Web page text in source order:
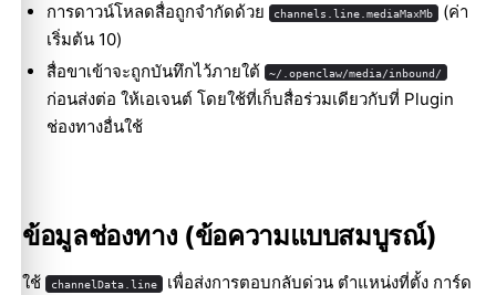
การดาวน์โหลดสื่อถูกจำกัดด้วย
channels.line.mediaMaxMb
(ค่า
เริ่มต้น 10)
สื่อขาเข้าจะถูกบันทึกไว้ภายใต้
~/.openclaw/media/inbound/
ก่อนส่งต่อ ให้เอเจนต์ โดยใช้ที่เก็บสื่อร่วมเดียวกับที่ Plugin
ช่องทางอื่นใช้
ข้อมูลช่องทาง (ข้อความแบบสมบูรณ์)
ใช้ channelData.line เพื่อส่งการตอบกลับด่วน ตำแหน่งที่ตั้ง การ์ด